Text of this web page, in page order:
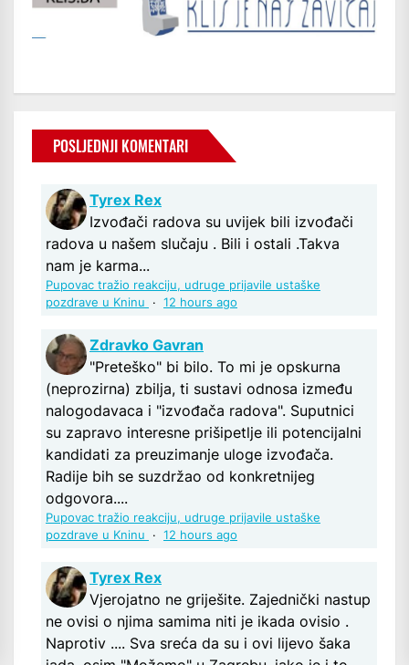
POSLJEDNJI KOMENTARI
Tyrex Rex
Izvođači radova su uvijek bili izvođači
radova u našem slučaju . Bili i ostali .Takva
nam je karma...
Pupovac tražio reakciju, udruge prijavile ustaške
pozdrave u Kninu
· 12 hours ago
Zdravko Gavran
"Preteško" bi bilo. To mi je opskurna
(neprozirna) zbilja, ti sustavi odnosa između
nalogodavaca i "izvođača radova". Suputnici
su zapravo interesne prišipetlje ili potencijalni
kandidati za preuzimanje uloge izvođača.
Radije bih se suzdržao od konkretnijeg
odgovora....
Pupovac tražio reakciju, udruge prijavile ustaške
pozdrave u Kninu
· 12 hours ago
Tyrex Rex
Vjerojatno ne griješite. Zajednički nastup
ne ovisi o njima samima niti je ikada ovisio .
Naprotiv .... Sva sreća da su i ovi lijevo šaka